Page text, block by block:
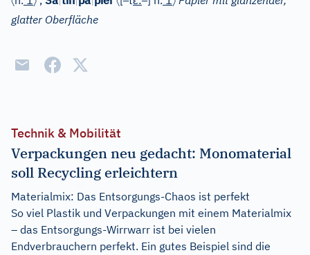
glatter Oberfläche
Technik & Mobilität
Verpackungen neu gedacht: Monomaterial
soll Recycling erleichtern
Materialmix: Das Entsorgungs-Chaos ist perfekt
So viel Plastik und Verpackungen mit einem Materialmix
– das Entsorgungs-Wirrwarr ist bei vielen
Endverbrauchern perfekt. Ein gutes Beispiel sind die